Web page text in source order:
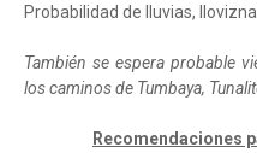
Probabilidad de lluvias,
También se espera probable
los caminos de Tumbaya,
⁠⁠⁠Recomendaciones